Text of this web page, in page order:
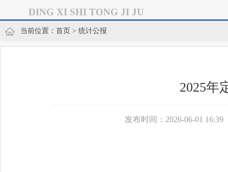
DING XI SHI TONG JI JU
当前位置： 首页 > 统计公报
2025年
发布时间：2026-06-01 16:39